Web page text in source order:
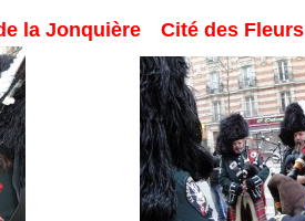
la Jonquière Cité des Fleurs